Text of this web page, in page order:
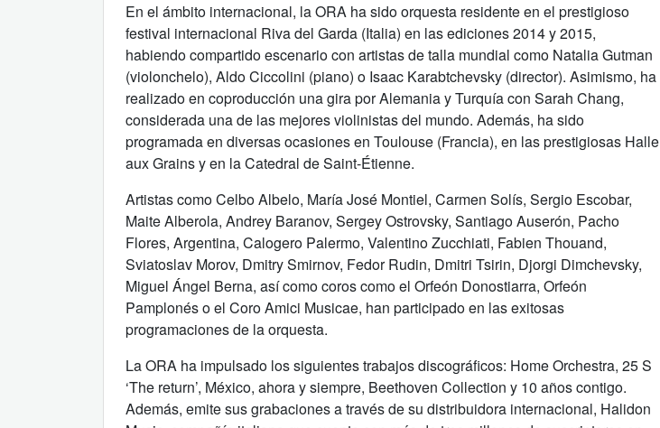
En el ámbito internacional, la ORA ha sido orquesta residente en el prestigioso
festival internacional Riva del Garda (Italia) en las ediciones 2014 y 2015,
habiendo compartido escenario con artistas de talla mundial como Natalia Gutman
(violonchelo), Aldo Ciccolini (piano) o Isaac Karabtchevsky (director). Asimismo, ha
realizado en coproducción una gira por Alemania y Turquía con Sarah Chang,
considerada una de las mejores violinistas del mundo. Además, ha sido
programada en diversas ocasiones en Toulouse (Francia), en las prestigiosas Halle
aux Grains y en la Catedral de Saint-Étienne.
Artistas como Celbo Albelo, María José Montiel, Carmen Solís, Sergio Escobar,
Maite Alberola, Andrey Baranov, Sergey Ostrovsky, Santiago Auserón, Pacho
Flores, Argentina, Calogero Palermo, Valentino Zucchiati, Fabien Thouand,
Sviatoslav Morov, Dmitry Smirnov, Fedor Rudin, Dmitri Tsirin, Djorgi Dimchevsky,
Miguel Ángel Berna, así como coros como el Orfeón Donostiarra, Orfeón
Pamplonés o el Coro Amici Musicae, han participado en las exitosas
programaciones de la orquesta.
La ORA ha impulsado los siguientes trabajos discográficos: Home Orchestra, 25 S
‘The return’, México, ahora y siempre, Beethoven Collection y 10 años contigo.
Además, emite sus grabaciones a través de su distribuidora internacional, Halidon